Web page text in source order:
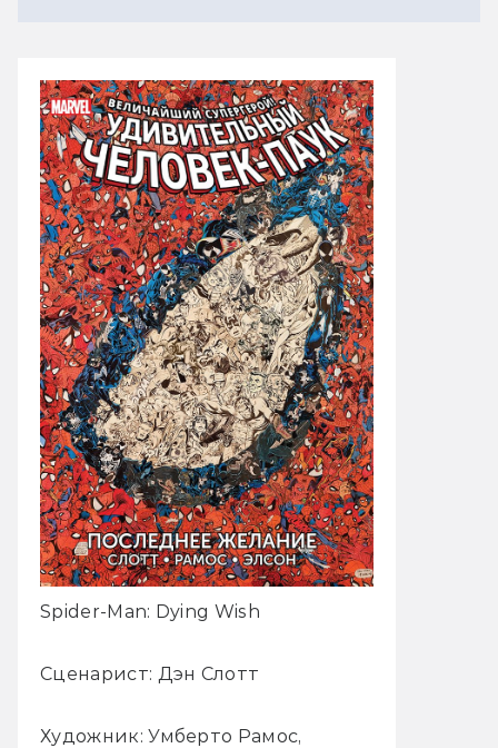
Spider-Man: Dying Wish
Сценарист: Дэн Слотт
Художник: Умберто Рамос,